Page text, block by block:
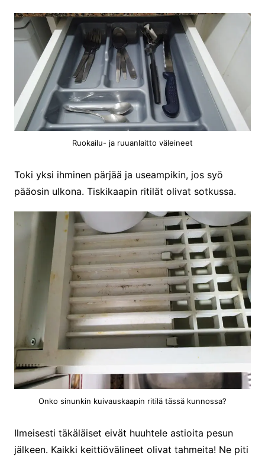
Ruokailu- ja ruuanlaitto väleineet
Toki yksi ihminen pärjää ja useampikin, jos syö
pääosin ulkona. Tiskikaapin ritilät olivat sotkussa.
Onko sinunkin kuivauskaapin ritilä tässä kunnossa?
Ilmeisesti täkäläiset eivät huuhtele astioita pesun
jälkeen. Kaikki keittiövälineet olivat tahmeita! Ne piti